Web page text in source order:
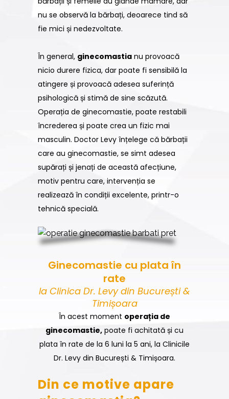
nu se observă la bărbați, deoarece tind să
fie mici și nedezvoltate.
În general, ginecomastia nu provoacă
nicio durere fizica, dar poate fi sensibilă la
atingere și provoacă adesea suferință
psihologică și stimă de sine scăzută.
Operația de ginecomastie, poate restabili
încrederea și poate crea un fizic mai
masculin. Doctor Levy înțelege că bărbații
care au ginecomastie, se simt adesea
supărați și jenați de această afecțiune,
motiv pentru care, intervenția se
realizează în condiții excelente, printr-o
tehnică specială.
Ginecomastie cu plata în
rate
la Clinica Dr. Levy din București &
Timișoara
În acest moment operația de
ginecomastie, poate fi achitată și cu
plata în rate de la 6 luni la 5 ani, la Clinicile
Dr. Levy din București & Timișoara.
Din ce motive apare